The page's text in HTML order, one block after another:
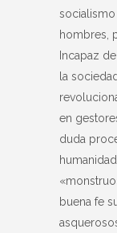
hombres,
Incapaz
la
en
duda
buena fe